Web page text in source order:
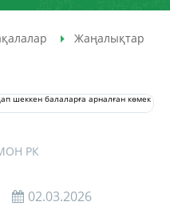
Жаңалықтар
РК
02.03.2026